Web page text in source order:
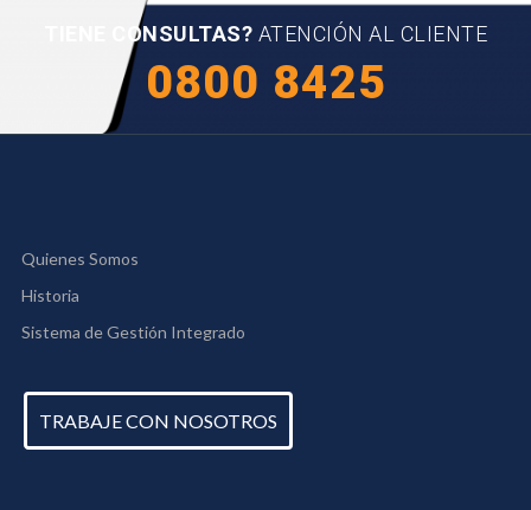
TIENE CONSULTAS? ATENCIÓN AL CLIENTE
0800 8425
Quienes Somos
Historia
Sistema de Gestión Integrado
TRABAJE CON NOSOTROS